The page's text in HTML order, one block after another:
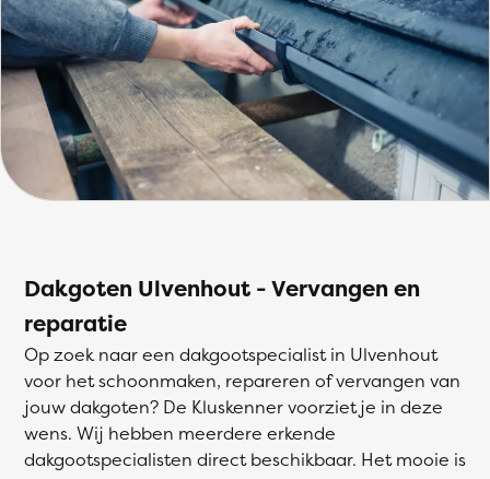
Dakgoten Ulvenhout - Vervangen en
reparatie
Op zoek naar een dakgootspecialist in Ulvenhout
voor het schoonmaken, repareren of vervangen van
jouw dakgoten? De Kluskenner voorziet je in deze
wens. Wij hebben meerdere erkende
dakgootspecialisten direct beschikbaar. Het mooie is